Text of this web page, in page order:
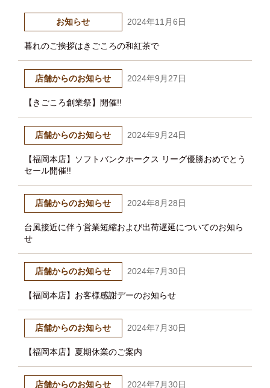
0120-82-5560
お知らせ 2024年11月6日
暮れのご挨拶はきごころの和紅茶で
店舗からのお知らせ 2024年9月27日
【きごころ創業祭】開催!!
店舗からのお知らせ 2024年9月24日
【福岡本店】ソフトバンクホークス リーグ優勝おめでとう
セール開催!!
店舗からのお知らせ 2024年8月28日
台風接近に伴う営業短縮および出荷遅延についてのお知ら
せ
店舗からのお知らせ 2024年7月30日
【福岡本店】お客様感謝デーのお知らせ
店舗からのお知らせ 2024年7月30日
【福岡本店】夏期休業のご案内
店舗からのお知らせ 2024年7月30日